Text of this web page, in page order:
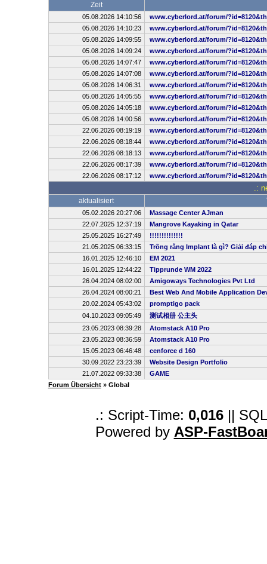
Zeit
05.08.2026 14:10:56
www.cyberlord.at/forum/
05.08.2026 14:10:23
www.cyberlord.at/forum/
05.08.2026 14:09:55
www.cyberlord.at/forum/
05.08.2026 14:09:24
www.cyberlord.at/forum/
05.08.2026 14:07:47
www.cyberlord.at/forum/
05.08.2026 14:07:08
www.cyberlord.at/forum/
05.08.2026 14:06:31
www.cyberlord.at/forum/
05.08.2026 14:05:55
www.cyberlord.at/forum/
05.08.2026 14:05:18
www.cyberlord.at/forum/
05.08.2026 14:00:56
www.cyberlord.at/forum/
22.06.2026 08:19:19
www.cyberlord.at/forum/
22.06.2026 08:18:44
www.cyberlord.at/forum/
22.06.2026 08:18:13
www.cyberlord.at/forum/
22.06.2026 08:17:39
www.cyberlord.at/forum/
22.06.2026 08:17:12
www.cyberlord.at/forum/
.:
aktualisiert
05.02.2026 20:27:06
Massage Center AJman
22.07.2025 12:37:19
Mangrove Kayaking in Qatar
25.05.2025 16:27:49
!!!!!!!!!!!!!!
21.05.2025 06:33:15
Trồng răng Implant là gì? Giải đáp
16.01.2025 12:46:10
EM 2021
16.01.2025 12:44:22
Tipprunde WM 2022
26.04.2024 08:02:00
Amigoways Technologies Pvt Ltd
26.04.2024 08:00:21
Best Web And Mobile Application
20.02.2024 05:43:02
promptigo pack
04.10.2023 09:05:49
测试相册 公主头
23.05.2023 08:39:28
Atomstack A10 Pro
23.05.2023 08:36:59
Atomstack A10 Pro
15.05.2023 06:46:48
cenforce d 160
30.09.2022 23:23:39
Website Design Portfolio
21.07.2022 09:33:38
GAME
Forum Übersicht» Global
.: Script-Time: 0,016||
Powered by ASP-